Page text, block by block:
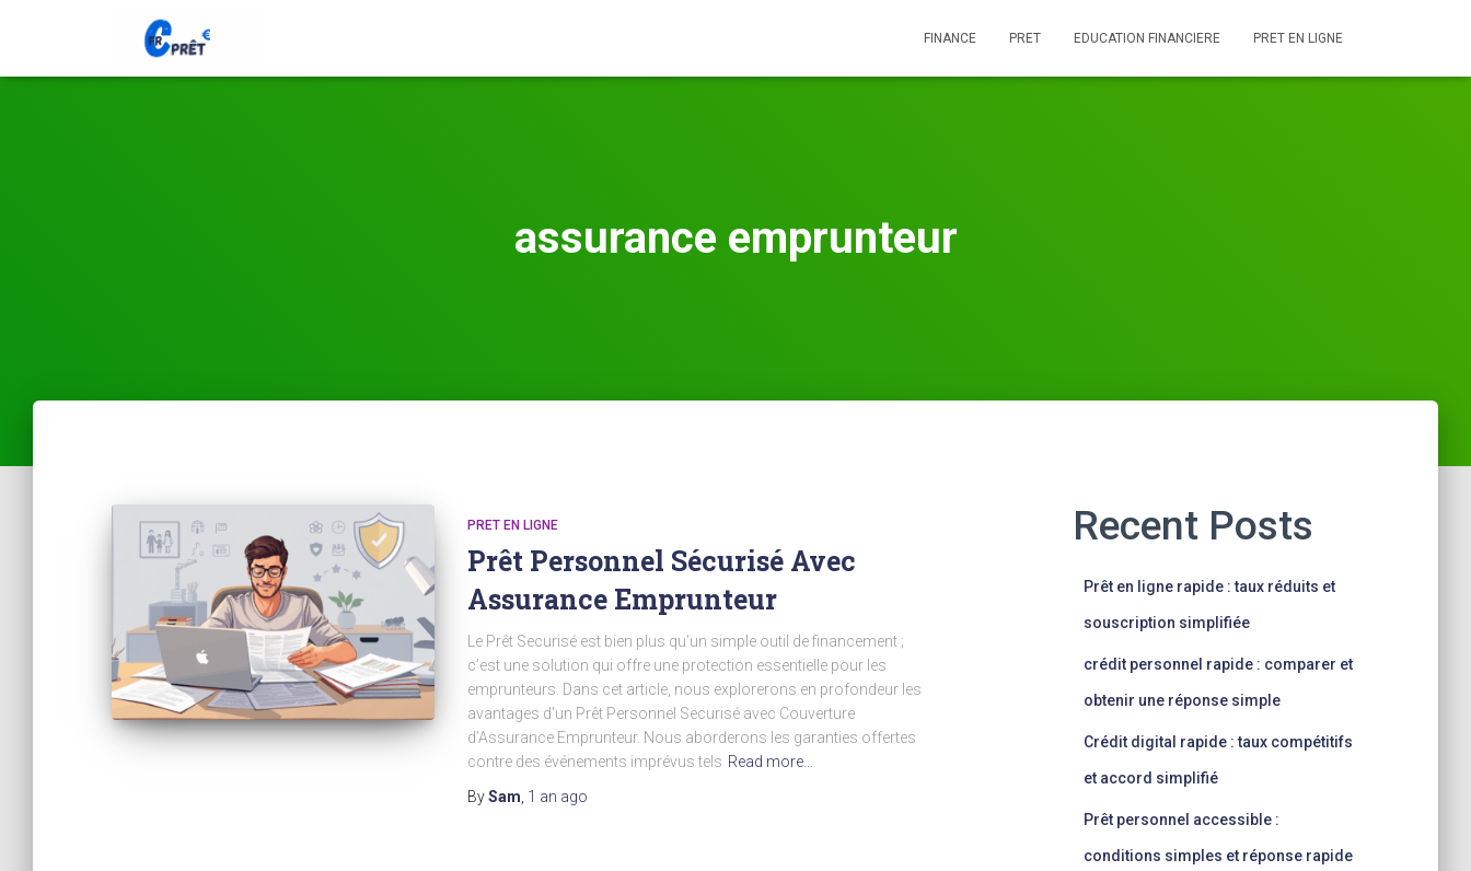
FINANCE PRET EDUCATION FINANCIERE PRET EN LIGNE
assurance emprunteur
PRET EN LIGNE
Prêt Personnel Sécurisé Avec
Assurance Emprunteur
Le Prêt Securisé est bien plus qu’un simple outil de financement ;
c’est une solution qui offre une protection essentielle pour les
emprunteurs. Dans cet article, nous explorerons en profondeur les
avantages d’un Prêt Personnel Securisé avec Couverture
d’Assurance Emprunteur. Nous aborderons les garanties offertes
contre des événements imprévus tels Read more…
BySam 1 an ago
Recent Posts
Prêt en ligne rapide : taux réduits et
souscription simplifiée
crédit personnel rapide : comparer et
obtenir une réponse simple
Crédit digital rapide : taux compétitifs
et accord simplifié
Prêt personnel accessible :
conditions simples et réponse rapide